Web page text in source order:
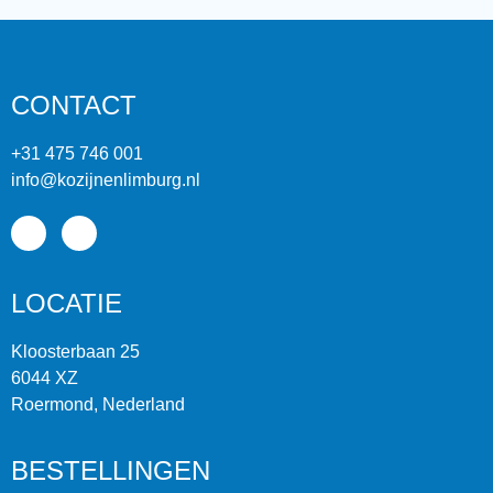
CONTACT
+31 475 746 001
info@kozijnenlimburg.nl
LOCATIE
Kloosterbaan 25
6044 XZ
Roermond, Nederland
BESTELLINGEN